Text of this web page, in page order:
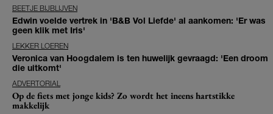
BEETJE BIJBLIJVEN
Edwin voelde vertrek in 'B&B Vol Liefde' al aankomen: 'Er was
geen klik met Iris'
LEKKER LOEREN
Veronica van Hoogdalem is ten huwelijk gevraagd: 'Een droom
die uitkomt'
ADVERTORIAL
Op de fiets met jonge kids? Zo wordt het ineens hartstikke
makkelijk